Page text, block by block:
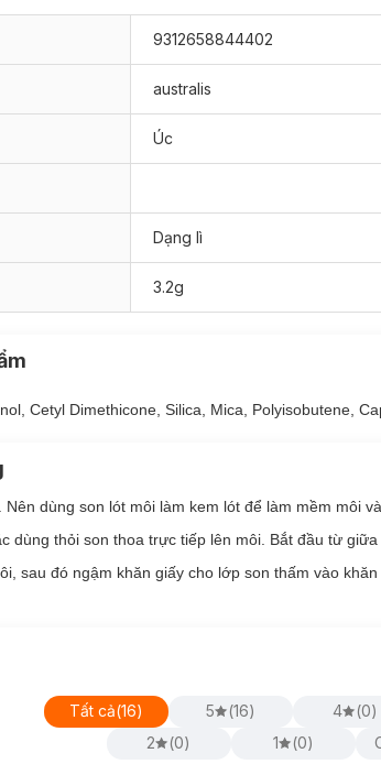
Lì Australis Grlboss Matte Lipstick:
tốt, giúp làm mềm mịn và mướt môi.
đa dạng với các tông màu dễ sử dụng và hợp thời
dưỡng chất giúp chống oxy hóa và nuôi dưỡng
9312658844402
australis
Úc
Dạng lì
3.2g
Cetyl Dimethicone, Silica, Mica, Polyisobutene,
dùng son lót môi làm kem lót để làm mềm môi
dùng thỏi son thoa trực tiếp lên môi. Bắt đầu từ
sau đó ngậm khăn giấy cho lớp son thấm vào
Tất cả(16) 5 (16) 4 (0)
2
(0) 1 (0)